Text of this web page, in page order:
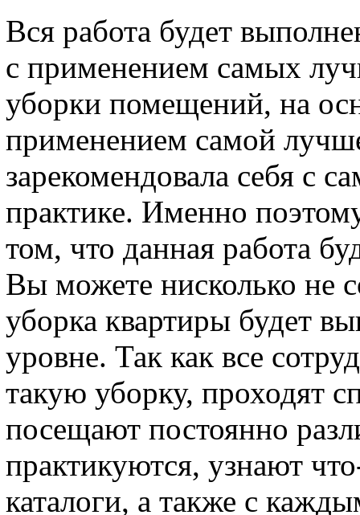
Вся работа будет
с применением самых
уборки помещений, на
применением самой
зарекомендовала себя с
практике. Именно
том, что данная работа
Вы можете нисколько не
уборка квартиры будет
уровне. Так как все
такую уборку, проходят
посещают постоянно
практикуются, узнают
каталоги, а также с